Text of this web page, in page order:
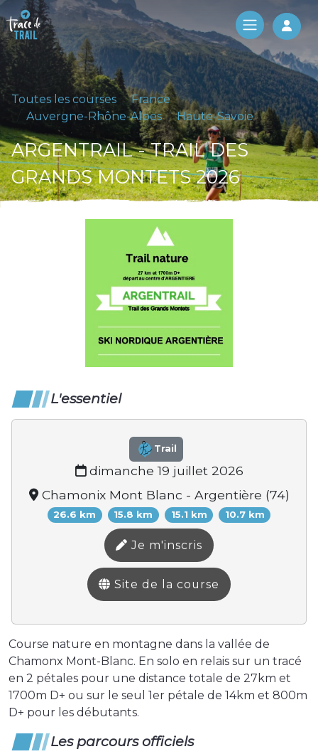
Log
Toutes les courses
France
Auvergne-Rhône-Alpes
Haute-Savoie
ARGENTRAIL - TRAIL DES
GRANDS MONTETS 2026
L'essentiel
Trail
dimanche 19 juillet 2026
Chamonix Mont Blanc - Argentière (74)
26.6 km 15.8 km 15.1 km 10.7 km
Je m'inscris
Site de la course
Course nature en montagne dans la vallée de
Chamonx Mont-Blanc. En solo en relais sur un tracé
en 2 pétales pour une distance totale de 27km et
1700m D+ ou sur le seul 1er pétale de 14km et 800m
D+ pour les débutants.
Les parcours officiels